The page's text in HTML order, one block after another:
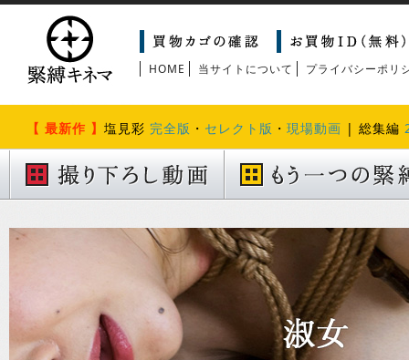
HOME 当サイトについて プライバシーポリ
【 最新作 】 塩見彩 完全版 ・ セレクト版 ・ 現場動画 | 総集編